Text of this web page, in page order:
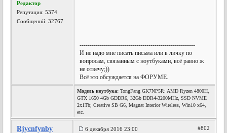
Редактор
Репутация:5374
Сообщений: 32767
---------------------------------------------------------
И не надо мне писать письма или в личку по
вопросам, связанным с ноутбуками, всё равно ж
не отвечу;))
Всё это обсуждается на ФОРУМЕ.
Модель ноутбука: TongFang GK7NP5R: AMD Ryzen 4800H,
GTX 1650 4Gb GDDR6, 32Gb DDR4-3200MHz, SSD NVME
2x1Tb; Creative SB G6, Magnat Interior Wireless, Win10 x64,
etc.
Rjycnfynby 6 декабря 2016 23:00 #802